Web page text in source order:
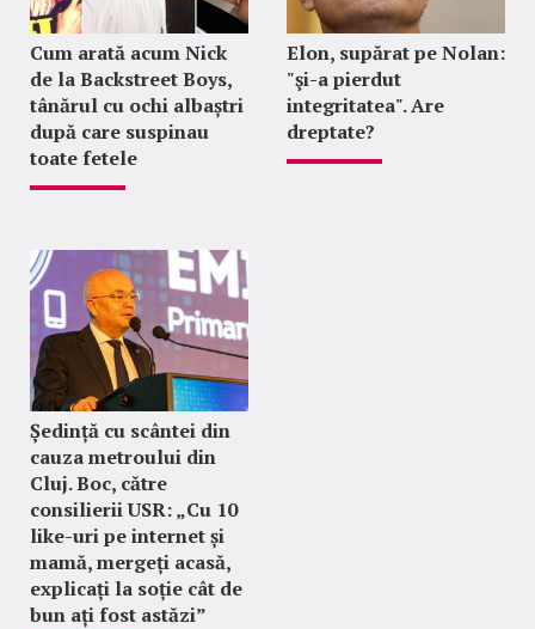
Cum arată acum Nick
de la Backstreet Boys,
tânărul cu ochi albaștri
după care suspinau
toate fetele
Elon, supărat pe Nolan:
"şi-a pierdut
integritatea". Are
dreptate?
Ședință cu scântei din
cauza metroului din
Cluj. Boc, către
consilierii USR: „Cu 10
like-uri pe internet și
mamă, mergeți acasă,
explicați la soție cât de
bun ați fost astăzi”